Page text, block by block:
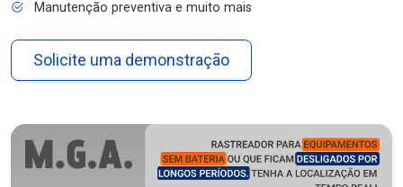
Manutenção preventiva e muito mais
Solicite uma demonstração